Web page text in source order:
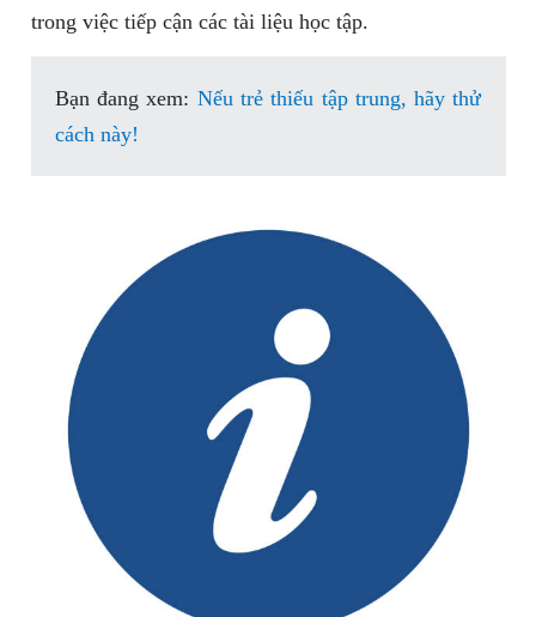
trong việc tiếp cận các tài liệu học tập.
Bạn đang xem: Nếu trẻ thiếu tập trung, hãy thử
cách này!